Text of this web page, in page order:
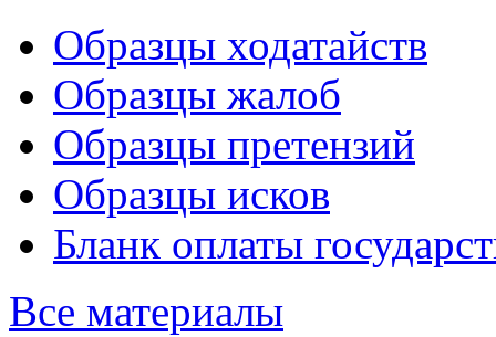
Образцы ходатайств
Образцы жалоб
Образцы претензий
Образцы исков
Бланк оплаты
Все материалы